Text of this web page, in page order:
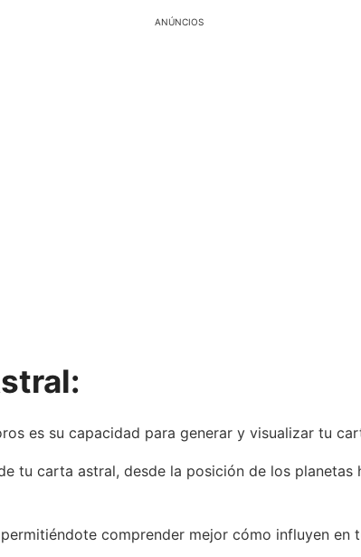
ANÚNCIOS
es su capacidad para generar y visualizar tu
tu carta astral, desde la posición de los
comprender mejor cómo influyen en